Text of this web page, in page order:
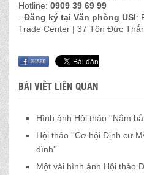
Hotline: 0909 39 69 99
- Đăng ký tại Văn phòng USI:
Trade Center | 37 Tôn Đức
BÀI VIẾT LIÊN QUAN
Hình ảnh Hội thảo ''Nắm
Hội thảo ''Cơ hội Định cư
đình''
Một vài hình ảnh Hội thảo